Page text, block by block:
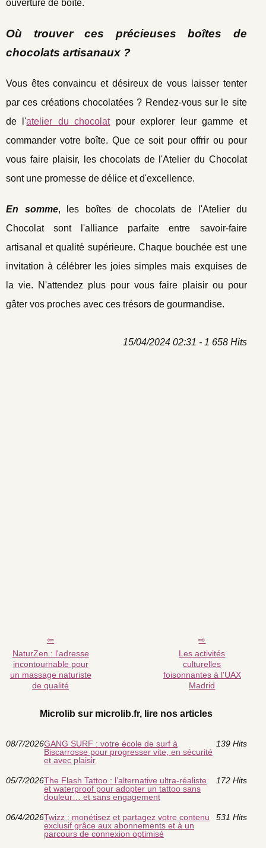
ouverture de boîte.
Où trouver ces précieuses boîtes de
chocolats artisanaux ?
Vous êtes convaincu et désireux de vous laisser tenter
par ces créations chocolatées ? Rendez-vous sur le site
de l'atelier du chocolatpour explorer leur gamme et
commander votre boîte. Que ce soit pour offrir ou pour
vous faire plaisir, les chocolats de l'Atelier du Chocolat
sont une promesse de délice et d'excellence.
En somme, les boîtes de chocolats de l'Atelier du
Chocolat sont l'alliance parfaite entre savoir-faire
artisanal et qualité supérieure. Chaque bouchée est une
invitation à célébrer les joies simples mais exquises de
la vie. N'attendez plus pour vous faire plaisir ou pour
gâter vos proches avec ces trésors de gourmandise.
15/04/2024 02:31 - 1 658 Hits
NaturZen : l'adresse
incontournable pour
un massage naturiste
de qualité
Les activités
culturelles
foisonnantes à l'UAX
Madrid
Microlib sur microlib.fr, lire nos articles
08/7/2026GANG SURF : votre école de surf à
Biscarrosse pour progresser vite, en sécurité
et avec plaisir
139 Hits
05/7/2026The Flash Tattoo : l’alternative ultra-réaliste
et waterproof pour adopter un tattoo sans
douleur… et sans engagement
172 Hits
06/4/2026Twizz : monétisez et partagez votre contenu
exclusif grâce aux abonnements et à un
parcours de connexion optimisé
531 Hits